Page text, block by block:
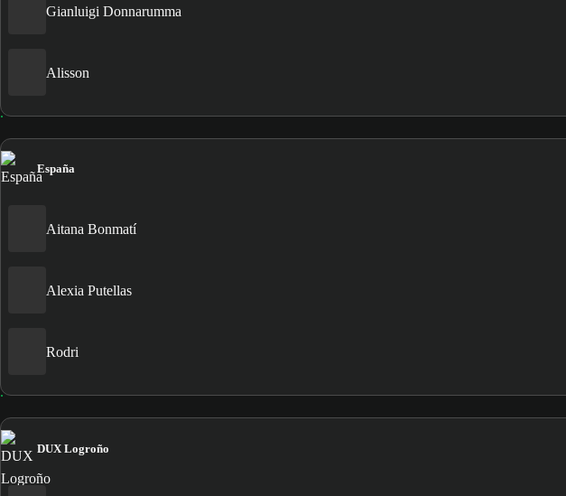
Gianluigi Donnarumma
Alisson
España
Aitana Bonmatí
Alexia Putellas
Rodri
DUX Logroño